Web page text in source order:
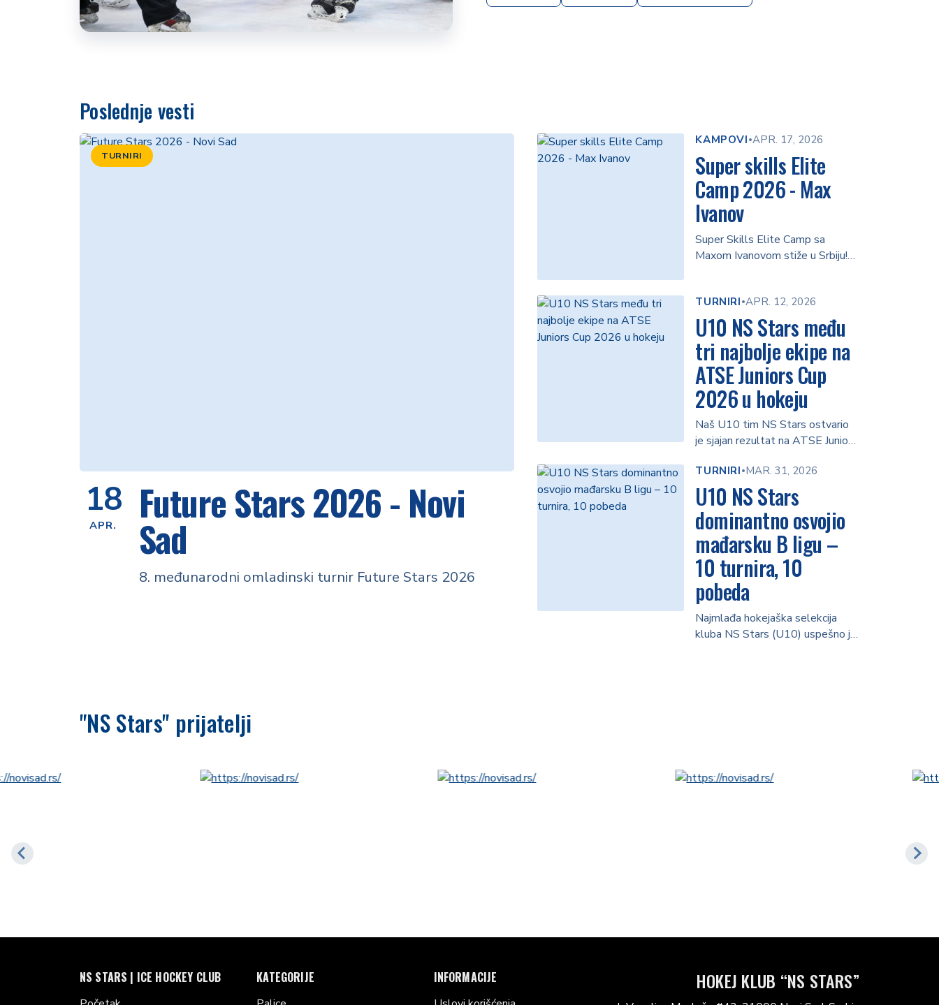
Poslednje vesti
TURNIRI
18
APR. Future Stars 2026 - Novi
Sad
8. međunarodni omladinski turnir Future Stars 2026
KAMPOVI•APR. 17, 2026
Super skills Elite
Camp 2026 - Max
Ivanov
Super Skills Elite Camp sa
Maxom Ivanovom stiže u Srbiju!
TURNIRI•APR. 12, 2026
U10 NS Stars među
tri najbolje ekipe na
ATSE Juniors Cup
2026 u hokeju
Naš U10 tim NS Stars ostvario
je sjajan rezultat na ATSE Juniors
TURNIRI•MAR. 31, 2026
U10 NS Stars
dominantno osvojio
mađarsku B ligu –
10 turnira, 10
pobeda
Najmlađa hokejaška selekcija
kluba NS Stars (U10) uspešno je
"NS Stars" prijatelji
NS STARS | ICE HOCKEY CLUB KATEGORIJE INFORMACIJE HOKEJ KLUB “NS STARS”